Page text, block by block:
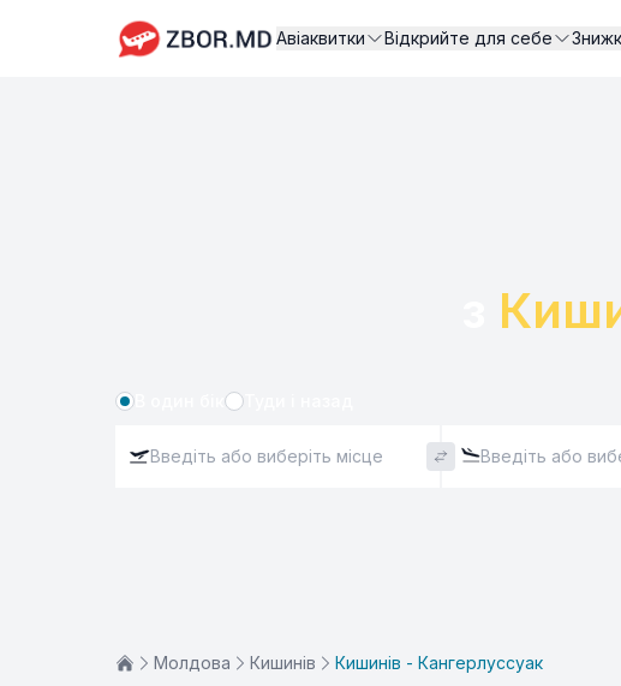
Авіаквитки Відкрийте для себе
Молдова Кишинів Кишинів - Кангерлуссуак